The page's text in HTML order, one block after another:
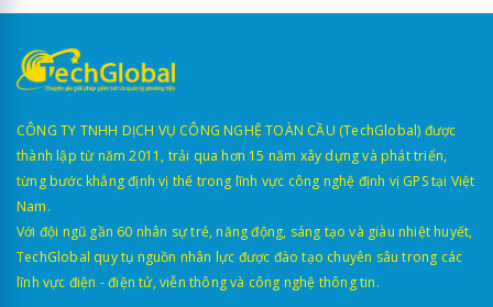
CÔNG TY TNHH DỊCH VỤ CÔNG NGHỆ TOÀN CẦU (TechGlobal) được
thành lập từ năm 2011, trải qua hơn 15 năm xây dựng và phát triển,
từng bước khẳng định vị thế trong lĩnh vực công nghệ định vị GPS tại Việt
Nam.
Với đội ngũ gần 60 nhân sự trẻ, năng động, sáng tạo và giàu nhiệt huyết,
TechGlobal quy tụ nguồn nhân lực được đào tạo chuyên sâu trong các
lĩnh vực điện - điện tử, viễn thông và công nghệ thông tin.